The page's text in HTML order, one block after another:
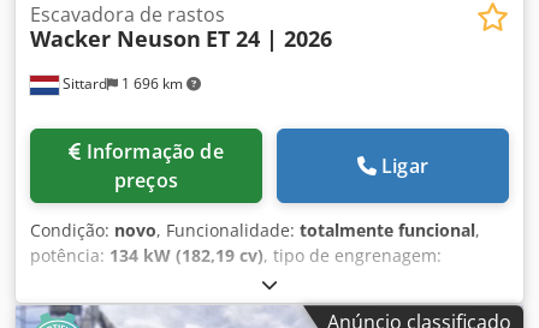
Sittard 1 696 km
Escavadora de rastos
Wacker Neuson ET 24 | 2026
preços
Ligar
Condição: novo, Funcionalidade: totalmente funcional,
potência: 134 kW (182,19 cv), tipo de engrenagem:
, tipo de combustível:
tanque de combustível:24 l, cor:amarelo, peso total:2 333
Anúncio classificado